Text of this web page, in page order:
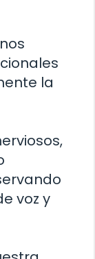
la
voz y